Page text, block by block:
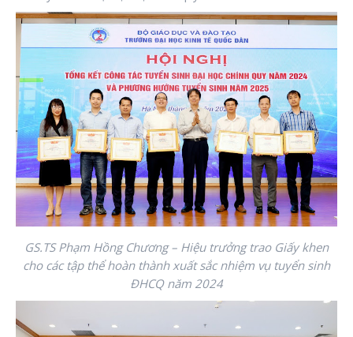
GS.TS Phạm Hồng Chương – Hiệu trưởng trao Giấy khen
cho các tập thể hoàn thành xuất sắc nhiệm vụ tuyển sinh
ĐHCQ năm 2024